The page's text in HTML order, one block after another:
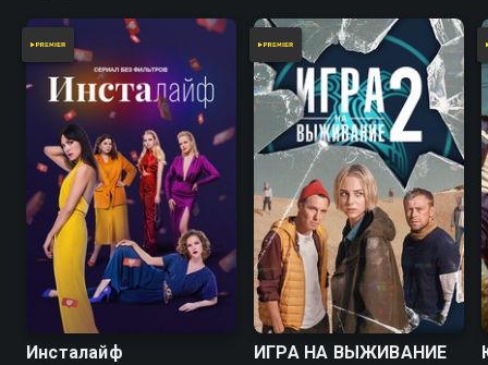
Инсталайф
7.5 7.0
ИГРА НА ВЫЖИВАНИЕ